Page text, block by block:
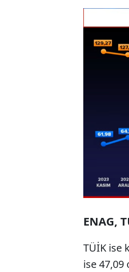
ENAG,
TÜİK ise
ise 47,09